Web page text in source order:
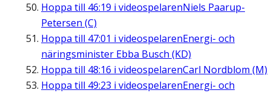
Hoppa till 46:19 i videospelarenNiels Paarup-
Petersen (C)
Hoppa till 47:01 i videospelarenEnergi- och
näringsminister Ebba Busch (KD)
Hoppa till 48:16 i videospelarenCarl Nordblom (M)
Hoppa till 49:23 i videospelarenEnergi- och